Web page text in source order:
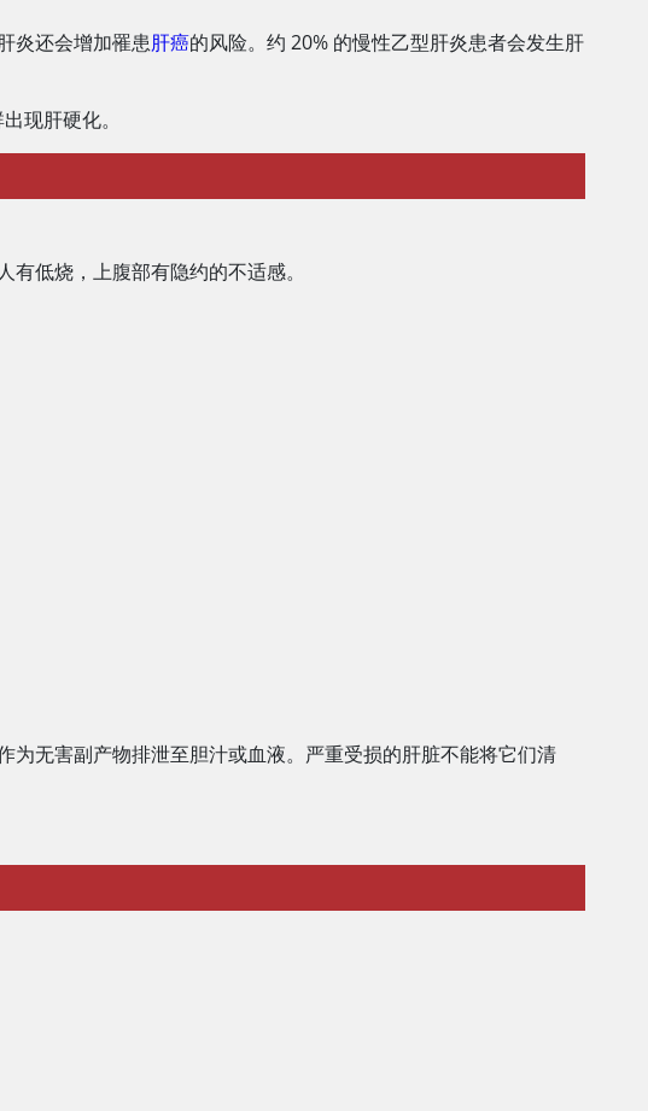
炎还会增加罹患肝癌的风险。约 20% 的慢性乙型肝炎患者会发生肝
现肝硬化。
低烧，上腹部有隐约的不适感。
无害副产物排泄至胆汁或血液。严重受损的肝脏不能将它们清